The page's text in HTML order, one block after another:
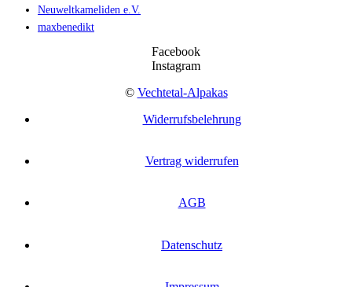
Neuweltkameliden e.V.
maxbenedikt
Facebook
Instagram
© Vechtetal-Alpakas
Widerrufsbelehrung
Vertrag widerrufen
AGB
Datenschutz